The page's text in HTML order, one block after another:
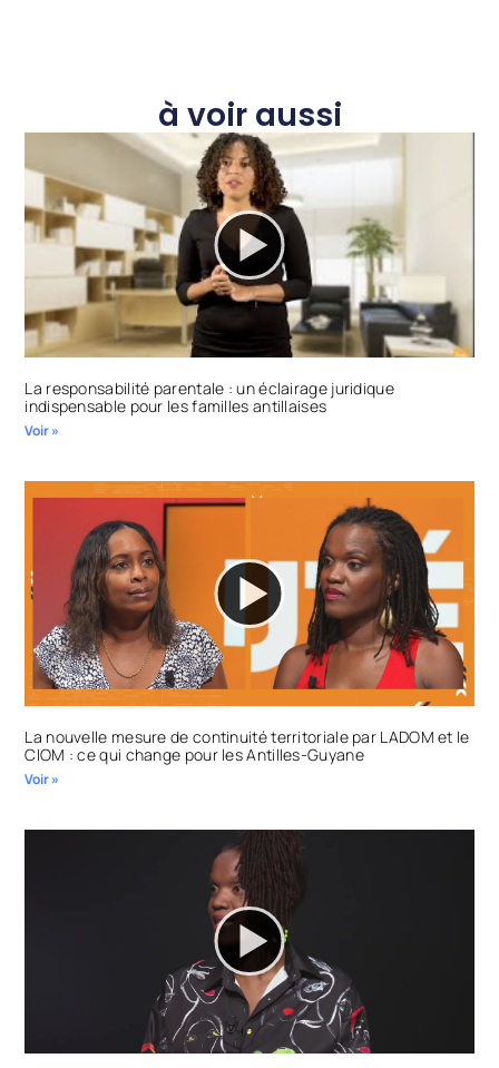
à voir aussi
La responsabilité parentale : un éclairage juridique
indispensable pour les familles antillaises
Voir »
La nouvelle mesure de continuité territoriale par LADOM et le
CIOM : ce qui change pour les Antilles-Guyane
Voir »